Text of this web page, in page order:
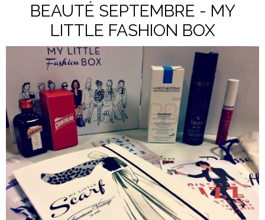
BEAUTÉ SEPTEMBRE - MY
LITTLE FASHION BOX